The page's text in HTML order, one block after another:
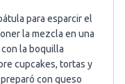
para esparcir el
la mezcla en una
la boquilla
cupcakes, tortas y
con queso